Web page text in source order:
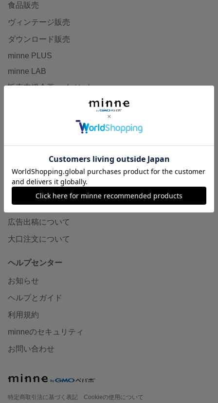
食品販売
ヴィンテージ販売
ダウンロード販売
minne PLUS
minne LAB
販売支援企画・イベント
minneとものづくりと
minne学習帖
minneの本
企業の方へ
広告出稿について
大口注文について
ヘルプセンター
お知らせ
ヘルプとガイド
利用規約
minneのセキュリティ
お問い合わせ
特定商取引法に基づく表記
Cookieの使用について